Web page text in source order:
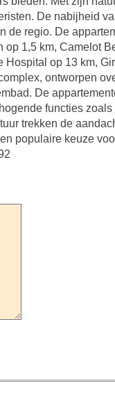
De nabijheid
de regio. De
1,5 km, Camelot
Hospital op 13 km,
ontworpen
De
functies zoals
trekken de
populaire keuze